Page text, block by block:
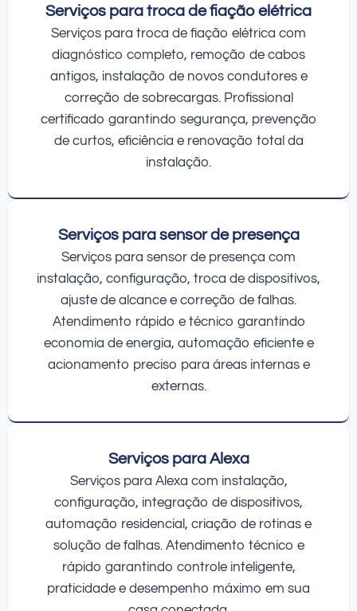
Serviços para troca de fiação elétrica
Serviços para troca de fiação elétrica com
diagnóstico completo, remoção de cabos
antigos, instalação de novos condutores e
correção de sobrecargas. Profissional
certificado garantindo segurança, prevenção
de curtos, eficiência e renovação total da
instalação.
Serviços para sensor de presença
Serviços para sensor de presença com
instalação, configuração, troca de dispositivos,
ajuste de alcance e correção de falhas.
Atendimento rápido e técnico garantindo
economia de energia, automação eficiente e
acionamento preciso para áreas internas e
externas.
Serviços para Alexa
Serviços para Alexa com instalação,
configuração, integração de dispositivos,
automação residencial, criação de rotinas e
solução de falhas. Atendimento técnico e
rápido garantindo controle inteligente,
praticidade e desempenho máximo em sua